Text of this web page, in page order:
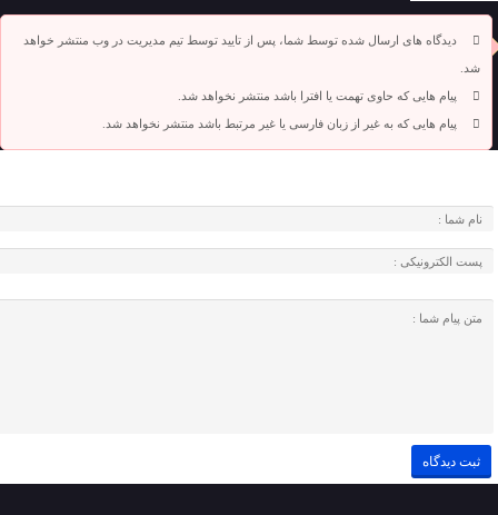
دیدگاه های ارسال شده توسط شما، پس از تایید توسط تیم مدیریت در وب منتشر خواهد
شد.
پیام هایی که حاوی تهمت یا افترا باشد منتشر نخواهد شد.
پیام هایی که به غیر از زبان فارسی یا غیر مرتبط باشد منتشر نخواهد شد.